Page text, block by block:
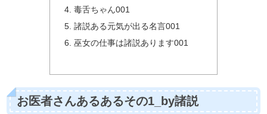
毒舌ちゃん001
諸説ある元気が出る名言001
巫女の仕事は諸説あります001
お医者さんあるあるその1_by諸説